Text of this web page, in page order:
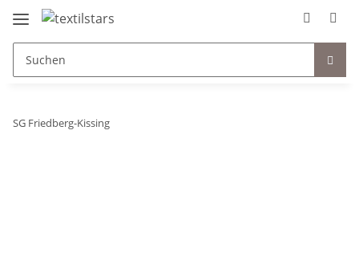
SG Friedberg-Kissing